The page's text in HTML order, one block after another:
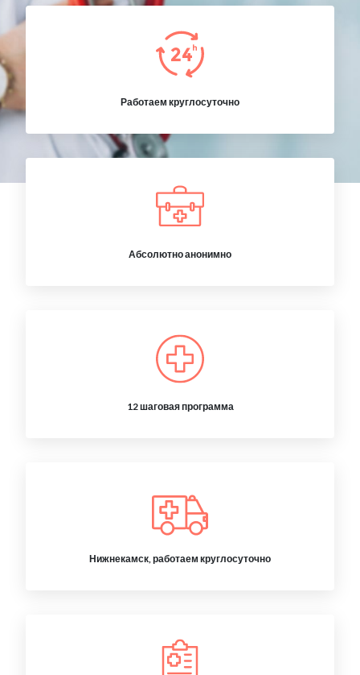
Работаем круглосуточно
Абсолютно анонимно
12 шаговая программа
Нижнекамск, работаем круглосуточно